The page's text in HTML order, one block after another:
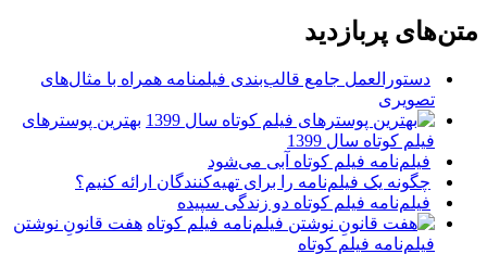
متن‌های پربازدید
دستورالعمل جامع قالب‌بندی فیلمنامه همراه با مثال‌های
تصویری
بهترین پوسترهای
فیلم کوتاه سال 1399
فیلم‌نامه فیلم کوتاه آبی می‌شود
چگونه یک فیلم‌نامه را برای تهیه‌کنندگان ارائه کنیم؟
فیلم‌نامه فیلم کوتاه دو زندگی سپیده
هفت قانونِ نوشتن
فیلم‌نامه فیلم کوتاه